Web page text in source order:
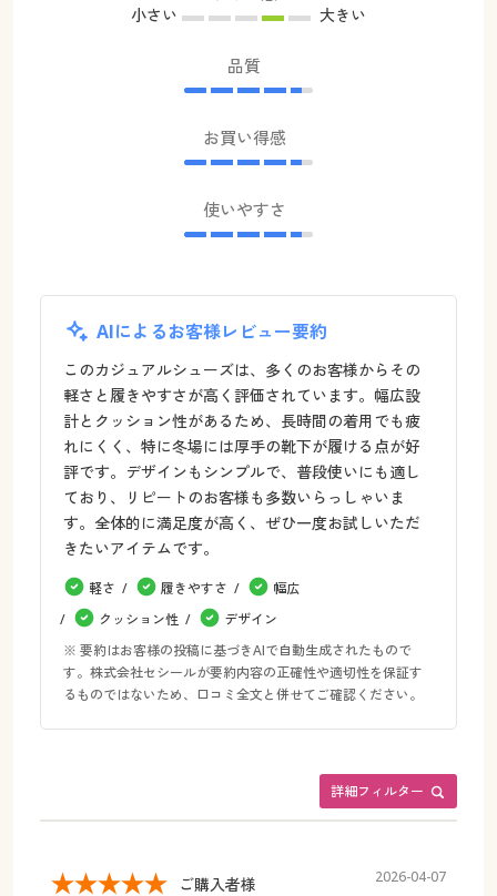
小さい 大きい
品質
お買い得感
使いやすさ
AIによるお客様レビュー要約
このカジュアルシューズは、多くのお客様からその
軽さと履きやすさが高く評価されています。幅広設
計とクッション性があるため、長時間の着用でも疲
れにくく、特に冬場には厚手の靴下が履ける点が好
評です。デザインもシンプルで、普段使いにも適し
ており、リピートのお客様も多数いらっしゃいま
す。全体的に満足度が高く、ぜひ一度お試しいただ
きたいアイテムです。
軽さ 履きやすさ
幅広
クッション性
デザイン
※ 要約はお客様の投稿に基づきAIで自動生成されたもので
す。株式会社セシールが要約内容の正確性や適切性を保証す
るものではないため、口コミ全文と併せてご確認ください。
詳細フィルター
ご購入者様 2026-04-07